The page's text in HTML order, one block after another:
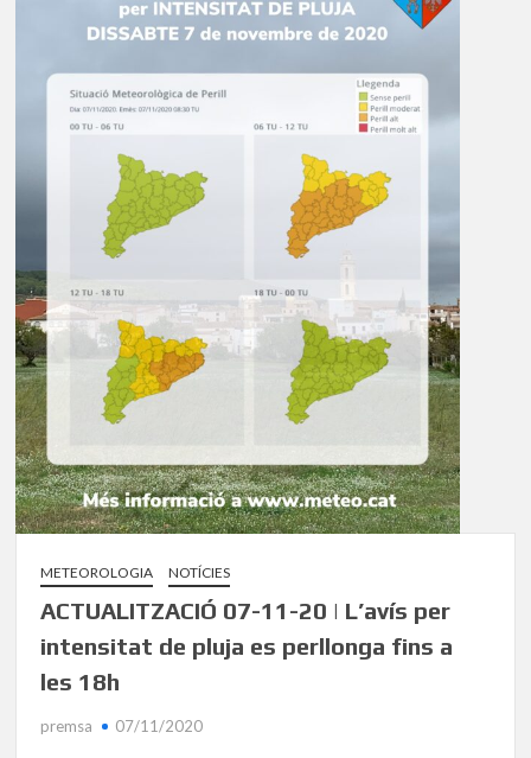
METEOROLOGIA NOTÍCIES
ACTUALITZACIÓ 07-11-20 | L’avís per
intensitat de pluja es perllonga fins a
les 18h
premsa 07/11/2020